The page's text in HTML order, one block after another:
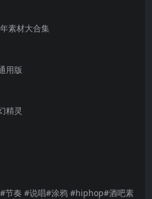
素材大合集
用版
精灵
节奏 #说唱#涂鸦 #hiphop#酒吧素